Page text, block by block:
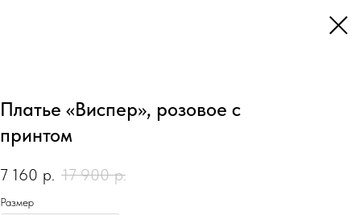
Платье «Виспер», розовое с
принтом
7 160 р. 17 900 р.
Размер